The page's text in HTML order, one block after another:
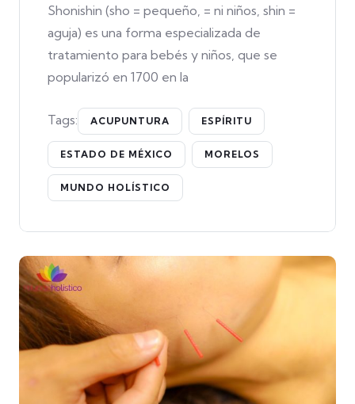
Shonishin (sho = pequeño, = ni niños, shin =
aguja) es una forma especializada de
tratamiento para bebés y niños, que se
popularizó en 1700 en la
Tags: ACUPUNTURA ESPÍRITU
ESTADO DE MÉXICO MORELOS
MUNDO HOLÍSTICO